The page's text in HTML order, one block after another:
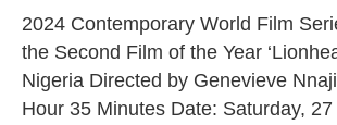
2024 Contemporary World Film
the Second Film of the Year
Nigeria Directed by Genevieve
Hour 35 Minutes Date: Saturday,